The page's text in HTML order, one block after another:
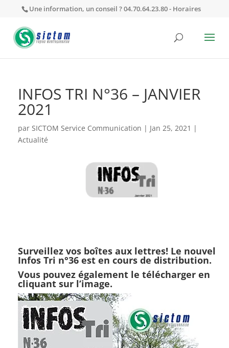
Une information, un conseil ? 04.70.64.23.80 - Horaires
INFOS TRI N°36 – JANVIER
2021
par SICTOM Service Communication | Jan 25, 2021 |
Actualité
Surveillez vos boîtes aux lettres! Le nouvel
Infos Tri n°36 est en cours de distribution.
Vous pouvez également le télécharger en
cliquant sur l’image.